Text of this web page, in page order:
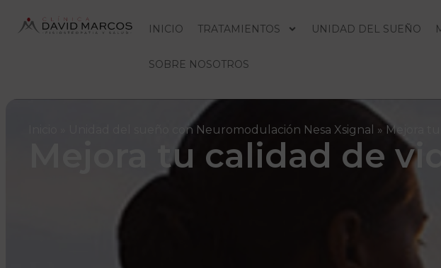
INICIO TRATAMIENTOS UNIDAD DEL SUEÑO
SOBRE NOSOTROS
Unidad del sueño con Neuromodulación Nesa Xsignal » Mejora
Mejora tu calidad de